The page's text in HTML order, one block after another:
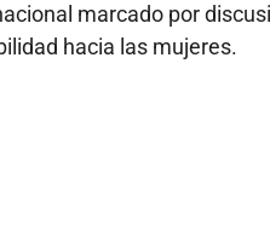
marcado por
hacia las mujeres.